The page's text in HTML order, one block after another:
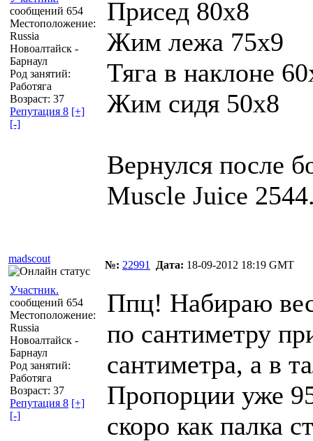
сообщений 654
Местоположение:
Russia
Новоалтайск -
Барнаул
Род занятий:
Работяга
Возраст: 37
Репутация 8 [+]
[-]
Присед 80х8
Жим лежа 75х9
Тяга в наклоне
Жим сидя 50х8
Вернулся после
Muscle Juice
madscout
№: 22991 Дата: 18-09-2012 18:19 GMT
Участник.
сообщений 654
Местоположение:
Russia
Новоалтайск -
Барнаул
Род занятий:
Работяга
Возраст: 37
Репутация 8 [+]
[-]
Ппц! Набираю
по сантиметру
сантиметра, а в
Пропорции уже
скоро как палка